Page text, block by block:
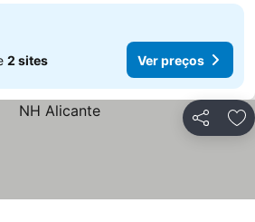
2 sites Ver preços
Partilhar